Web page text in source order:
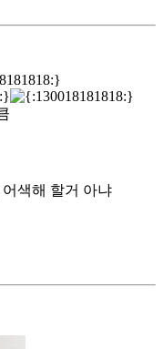
색해 할거 아냐